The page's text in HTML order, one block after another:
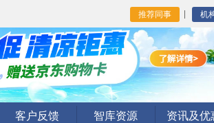
推荐同事 机
客户反馈 智库资源 资讯及优